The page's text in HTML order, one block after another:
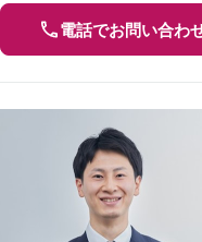
電話でお問い合わ